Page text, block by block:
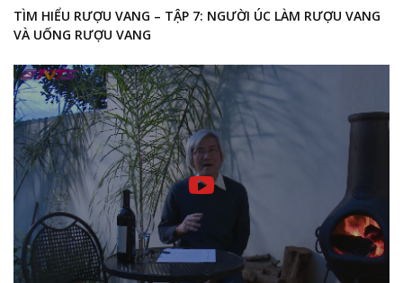
TÌM HIỂU RƯỢU VANG – TẬP 7: NGƯỜI ÚC LÀM RƯỢU VANG
VÀ UỐNG RƯỢU VANG